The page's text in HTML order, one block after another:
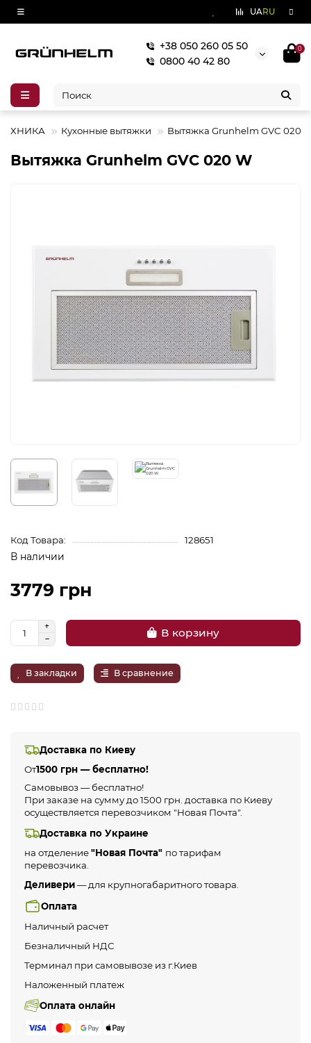
UARU
+38 050 260 05 50
0800 40 42 80
0
Кухонные вытяжки Вытяжка Grunhelm GVC 020
Вытяжка Grunhelm GVC 020 W
Код Товара: 128651
В наличии
3779 грн
В корзину
В закладки В сравнение
Доставка по Киеву
От1500 грн — бесплатно!
Самовывоз — бесплатно!
При заказе на сумму до 1500 грн. доставка по Киеву
осуществляется перевозчиком "Новая Почта".
Доставка по Украине
на отделение"Новая Почта" по тарифам
перевозчика.
Деливери— для крупногабаритного товара.
Оплата
Наличный расчет
Безналичный НДС
Терминал при самовывозе из г.Киев
Наложенный платеж
Оплата онлайн